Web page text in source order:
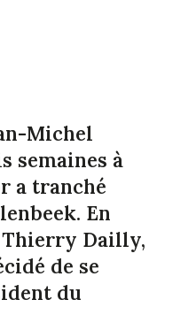
Michel
semaines à
a tranché
En
Thierry Dailly,
de se
du